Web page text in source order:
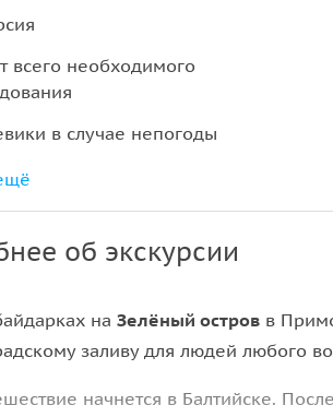
всего необходимого
в случае непогоды
на протяжение всего
об экскурсии
на Зелёный остров в
заливу для людей любого
начнется в Балтийске.